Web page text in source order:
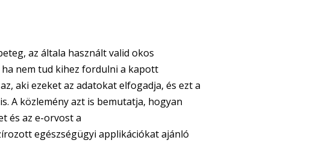
az általa használt valid okos
nem tud kihez fordulni a kapott
aki ezeket az adatokat elfogadja, és ezt a
A közlemény azt is bemutatja, hogyan
és az e-orvost a
egészségügyi applikációkat ajánló